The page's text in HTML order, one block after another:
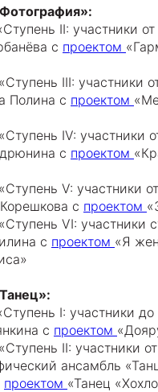
II: участники
с проектом
III: участники
Полина с проектом
IV: участники
с проектом
V: участники
с проектом
VI: участники
с проектом «Я
I: участники до
с проектом
II: участники
ансамбль
проектом «Танец